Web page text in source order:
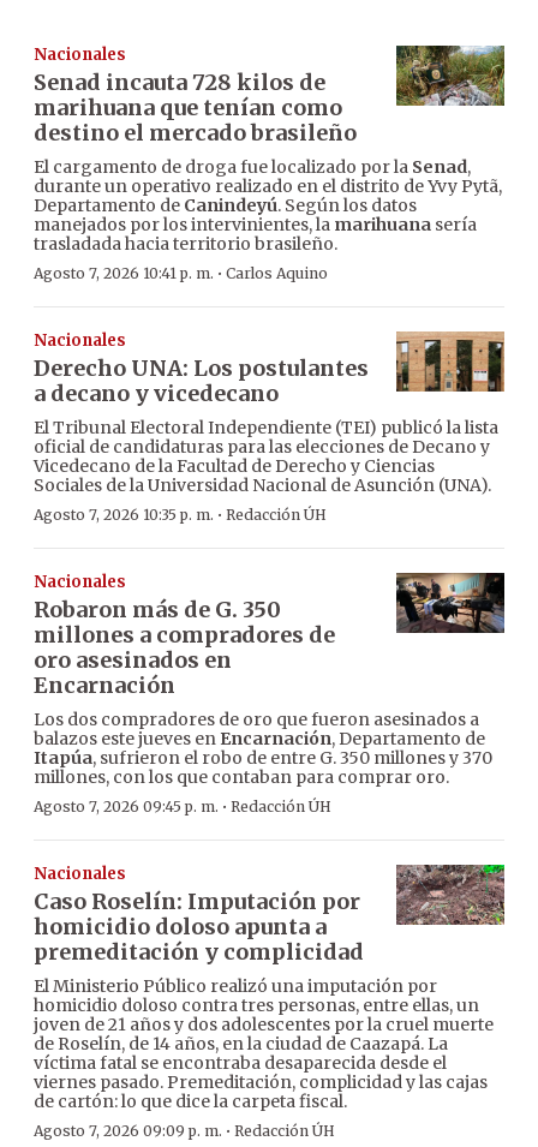
Nacionales
Senad incauta 728 kilos de
marihuana que tenían como
destino el mercado brasileño
El cargamento de droga fue localizado por la Senad,
durante un operativo realizado en el distrito de Yvy Pytã,
Departamento de Canindeyú. Según los datos
manejados por los intervinientes, la marihuana sería
trasladada hacia territorio brasileño.
Agosto 7, 2026 10:41 p. m. · Carlos Aquino
Nacionales
Derecho UNA: Los postulantes
a decano y vicedecano
El Tribunal Electoral Independiente (TEI) publicó la lista
oficial de candidaturas para las elecciones de Decano y
Vicedecano de la Facultad de Derecho y Ciencias
Sociales de la Universidad Nacional de Asunción (UNA).
Agosto 7, 2026 10:35 p. m. · Redacción ÚH
Nacionales
Robaron más de G. 350
millones a compradores de
oro asesinados en
Encarnación
Los dos compradores de oro que fueron asesinados a
balazos este jueves en Encarnación, Departamento de
Itapúa, sufrieron el robo de entre G. 350 millones y 370
millones, con los que contaban para comprar oro.
Agosto 7, 2026 09:45 p. m. · Redacción ÚH
Nacionales
Caso Roselín: Imputación por
homicidio doloso apunta a
premeditación y complicidad
El Ministerio Público realizó una imputación por
homicidio doloso contra tres personas, entre ellas, un
joven de 21 años y dos adolescentes por la cruel muerte
de Roselín, de 14 años, en la ciudad de Caazapá. La
víctima fatal se encontraba desaparecida desde el
viernes pasado. Premeditación, complicidad y las cajas
de cartón: lo que dice la carpeta fiscal.
Agosto 7, 2026 09:09 p. m. · Redacción ÚH